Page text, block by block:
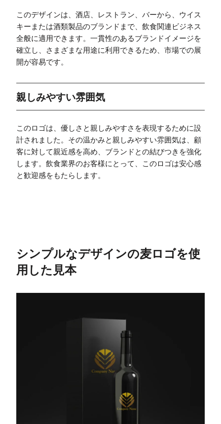
このデザインは、酒店、レストラン、バーから、ウイス
キーまたは酒類製品のブランドまで、飲食関連ビジネス
全般に適用できます。一貫性のあるブランドイメージを
確立し、さまざまな用途に利用できるため、市場での展
開が容易です。
親しみやすい雰囲気
このロゴは、優しさと親しみやすさを表現するために設
計されました。その温かみと親しみやすい雰囲気は、顧
客に対して親近感を高め、ブランドとの結びつきを強化
します。飲食業界のお客様にとって、このロゴは安心感
と歓迎感をもたらします。
シンプルなデザインの麦ロゴを使
用した見本